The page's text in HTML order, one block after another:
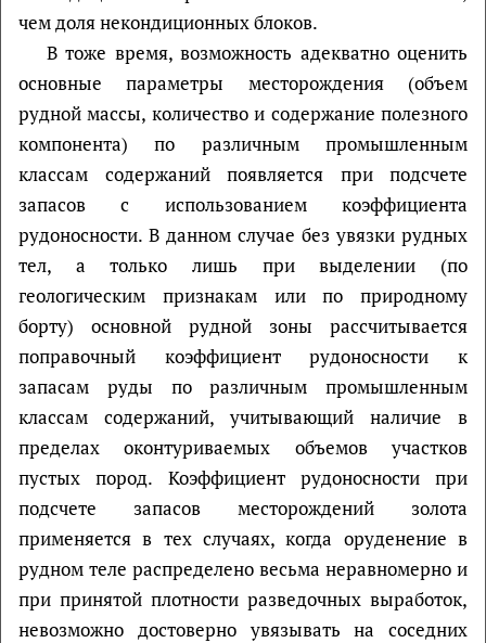
чем доля некондиционных блоков.
В тоже время, возможность адекватно оценить
основные параметры месторождения (объем
рудной массы, количество и содержание полезного
компонента) по различным промышленным
классам содержаний появляется при подсчете
запасов с использованием коэффициента
рудоносности. В данном случае без увязки рудных
тел, а только лишь при выделении (по
геологическим признакам или по природному
борту) основной рудной зоны рассчитывается
поправочный коэффициент рудоносности к
запасам руды по различным промышленным
классам содержаний, учитывающий наличие в
пределах оконтуриваемых объемов участков
пустых пород. Коэффициент рудоносности при
подсчете запасов месторождений золота
применяется в тех случаях, когда оруденение в
рудном теле распределено весьма неравномерно и
при принятой плотности разведочных выработок,
невозможно достоверно увязывать на соседних